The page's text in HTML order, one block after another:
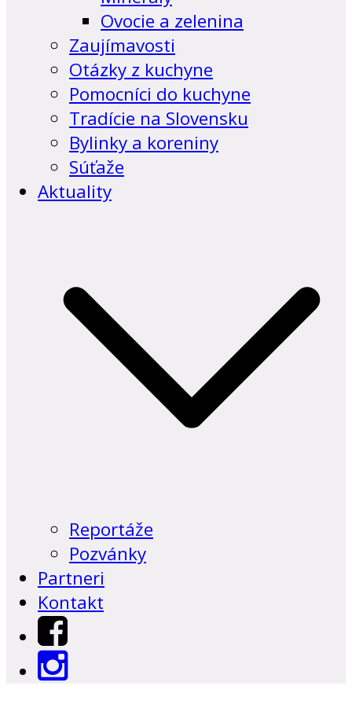
Ovocie a zelenina
Zaujímavosti
Otázky z kuchyne
Pomocníci do kuchyne
Tradície na Slovensku
Bylinky a koreniny
Súťaže
Aktuality
Reportáže
Pozvánky
Partneri
Kontakt